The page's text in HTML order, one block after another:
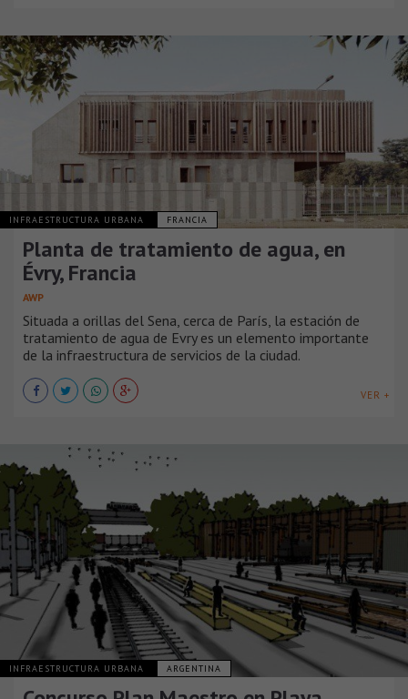
INFRAESTRUCTURA URBANA FRANCIA
Planta de tratamiento de agua, en
Évry, Francia
AWP
Situada a orillas del Sena, cerca de París, la estación de
tratamiento de agua de Evry es un elemento importante
de la infraestructura de servicios de la ciudad.
VER +
INFRAESTRUCTURA URBANA ARGENTINA